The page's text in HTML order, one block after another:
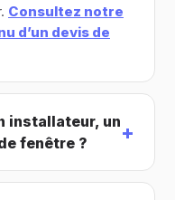
Consultez notre
d’un devis de
installateur, un
fenêtre ?